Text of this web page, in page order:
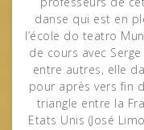
danse qui est en
l’école do teatro
de cours avec
entre autres, elle
pour après vers fin
triangle entre la
Etats Unis (José